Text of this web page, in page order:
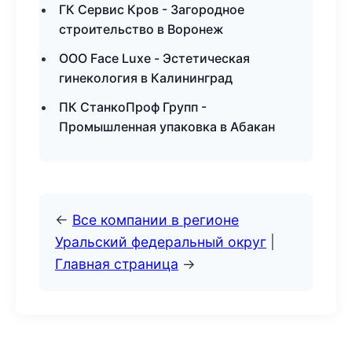
ГК Сервис Кров - Загородное
строительство в Воронеж
ООО Face Luxe - Эстетическая
гинекология в Калининград
ПК СтанкоПроф Групп -
Промышленная упаковка в Абакан
← Все компании в регионе
Уральский федеральный округ
Главная страница →